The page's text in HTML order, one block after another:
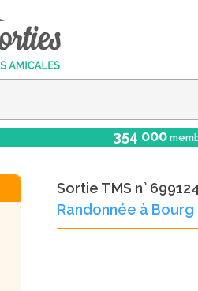
354 000
Sortie TMS n° 699124
Randonnée à